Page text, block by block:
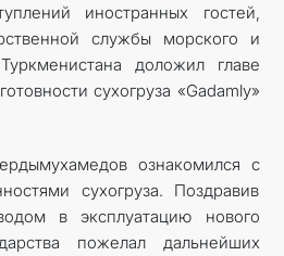
иностранных гостей,
службы морского и
доложил главе
сухогруза «Gadamly»
ознакомился с
сухогруза. Поздравив
в эксплуатацию нового
пожелал дальнейших